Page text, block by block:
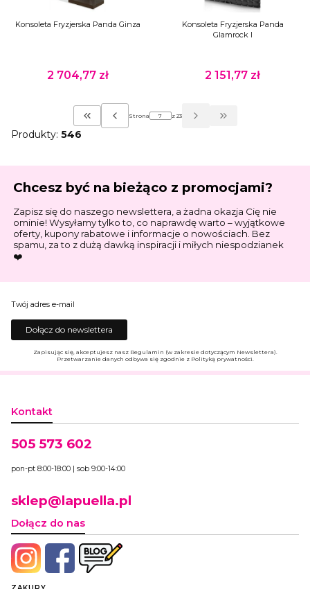
Konsoleta Fryzjerska Panda Ginza
Cena
2 704,77 zł
Konsoleta Fryzjerska Panda
Glamrock I
Cena
2 151,77 zł
Wróć do pierwszej strony z produktami
Strona z 23 Przejdź do ostatniej
Produkty: 546
Chcesz być na bieżąco z promocjami?
Zapisz się do naszego newslettera, a żadna okazja Cię nie
ominie! Wysyłamy tylko to, co naprawdę warto – wyjątkowe
oferty, kupony rabatowe i informacje o nowościach. Bez
spamu, za to z dużą dawką inspiracji i miłych niespodzianek
❤️
Twój adres e-mail
Dołącz do newslettera
Zapisując się, akceptujesz nasz Regulamin (w zakresie dotyczącym Newslettera).
Przetwarzanie danych odbywa się zgodnie z Polityką prywatności.
Kontakt
505 573 602
pon-pt 8:00-18:00 | sob 9:00-14:00
sklep@lapuella.pl
Dołącz do nas